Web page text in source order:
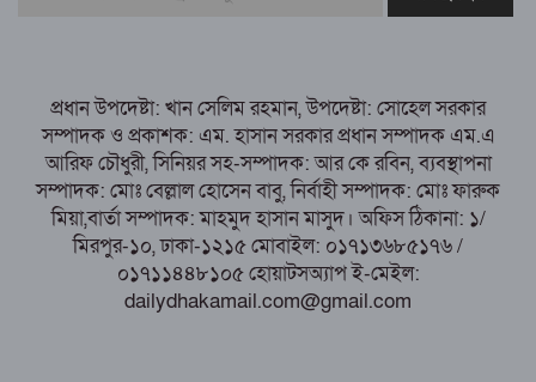
সামলাচ্ছেন একাধিক গুরুত্বপূর্ণ দায়িত্ব, প্রশংসায় মুখর এলাকাবাসী
বগুড়া মুদ্রণ শিল্প শ্রমিক ইউনিয়নের নির্বাচন
পরিচালনা কমিটির প্রস্তুতি সভা অনুষ্ঠিত
প্রধান উপদেষ্টা: খান সেলিম রহমান, উপদেষ্টা: সোহেল সরকার
সম্পাদক ও প্রকাশক: এম. হাসান সরকার প্রধান সম্পাদক এম.এ
আরিফ চৌধুরী, সিনিয়র সহ-সম্পাদক: আর কে রবিন, ব্যবস্থাপনা
সম্পাদক: মোঃ বেল্লাল হোসেন বাবু, নির্বাহী সম্পাদক: মোঃ ফারুক
মিয়া,বার্তা সম্পাদক: মাহমুদ হাসান মাসুদ। অফিস ঠিকানা: ১/
মিরপুর-১০, ঢাকা-১২১৫ মোবাইল: ০১৭১৩৬৮৫১৭৬ /
০১৭১১৪৪৮১০৫ হোয়াটসঅ্যাপ ই-মেইল:
dailydhakamail.com@gmail.com